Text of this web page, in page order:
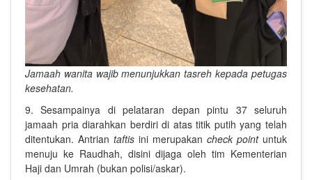
Jamaah wanita wajib menunjukkantasreh kepada petugas
kesehatan.
9. Sesampainya di pelataran depan pintu 37 seluruh
jamaah pria diarahkan berdiri di atas titik putih yang telah
ditentukan. Antrian taftis ini merupakan check pointuntuk
menuju ke Raudhah, disini dijaga oleh tim Kementerian
Haji dan Umrah (bukan polisi/askar).